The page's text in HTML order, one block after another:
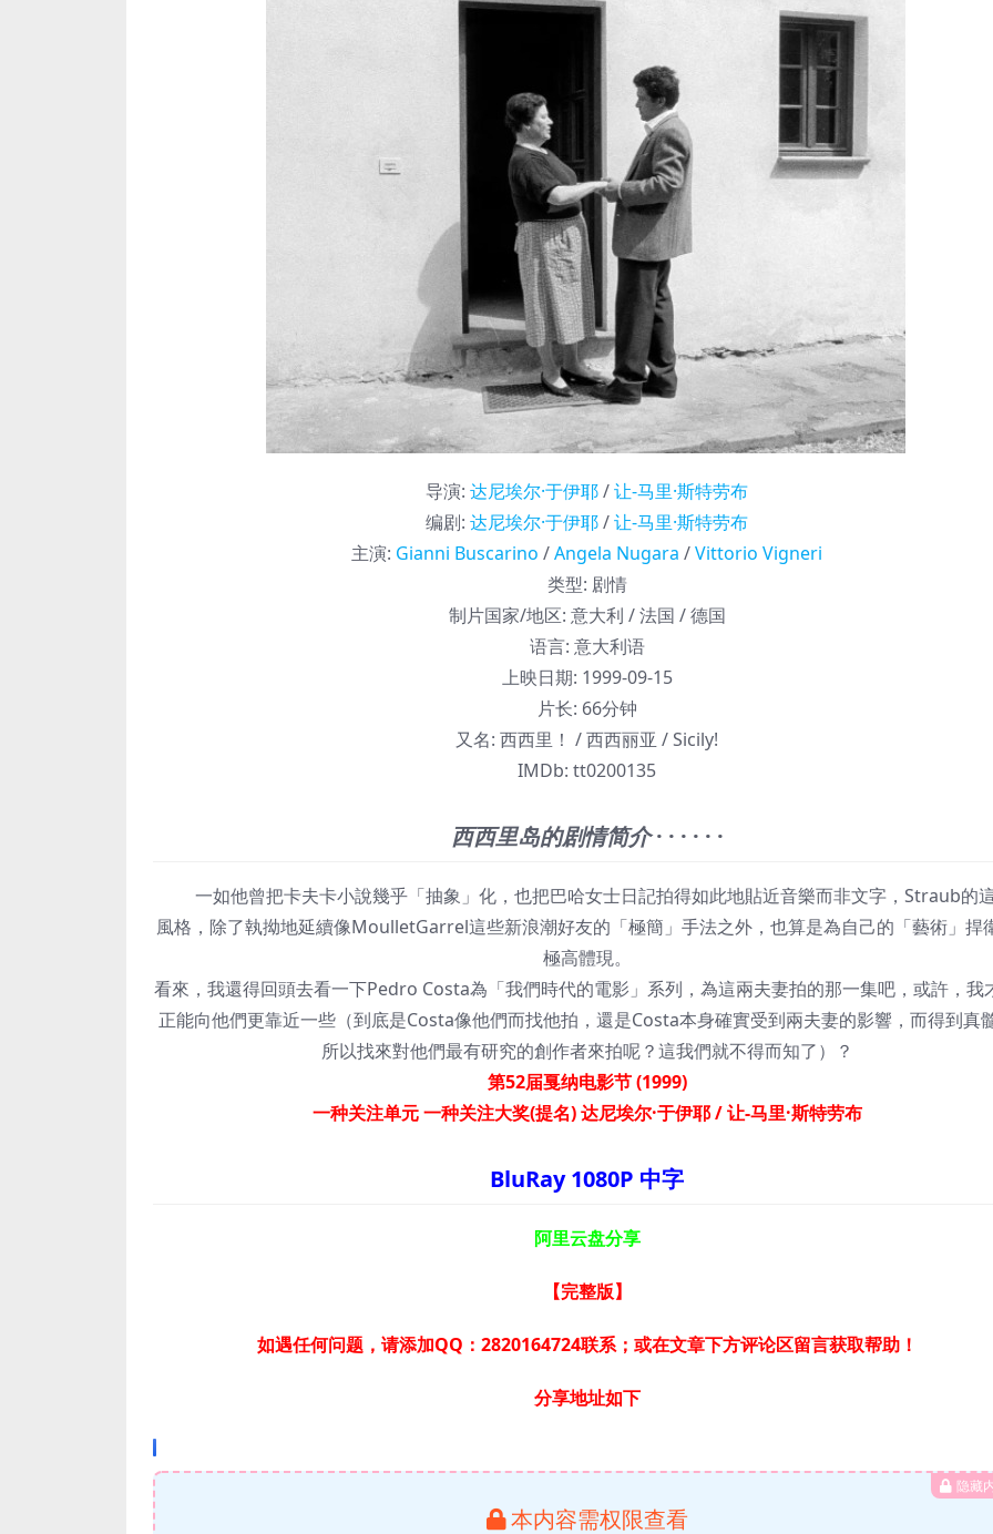
导演: 达尼埃尔·于伊耶/让-马里·斯特劳布
编剧: 达尼埃尔·于伊耶/让-马里·斯特劳布
主演: Gianni Buscarino /Angela Nugara /Vittorio Vigneri
类型: 剧情
制片国家/地区: 意大利 / 法国 / 德国
语言: 意大利语
上映日期: 1999-09-15
片长: 66分钟
又名: 西西里！ / 西西丽亚 / Sicily!
IMDb: tt0200135
西西里岛的剧情简介· · · · · ·
一如他曾把卡夫卡小說幾乎「抽象」化，也把巴哈女士日記拍得如此地貼近音樂而非文字，Straub的
風格，除了執拗地延續像MoulletGarrel這些新浪潮好友的「極簡」手法之外，也算是為自己的「藝術」捍
極高體現。
看來，我還得回頭去看一下Pedro Costa為「我們時代的電影」系列，為這兩夫妻拍的那一集吧，或許，我
正能向他們更靠近一些（到底是Costa像他們而找他拍，還是Costa本身確實受到兩夫妻的影響，而得到真
所以找來對他們最有研究的創作者來拍呢？這我們就不得而知了）？
第52届戛纳电影节 (1999)
一种关注单元 一种关注大奖(提名) 达尼埃尔·于伊耶 / 让-马里·斯特劳布
BluRay 1080P 中字
阿里云盘分享
【完整版】
如遇任何问题，请添加QQ：2820164724联系；或在文章下方评论区留言获取帮助！
分享地址如下
隐藏
本内容需权限查看